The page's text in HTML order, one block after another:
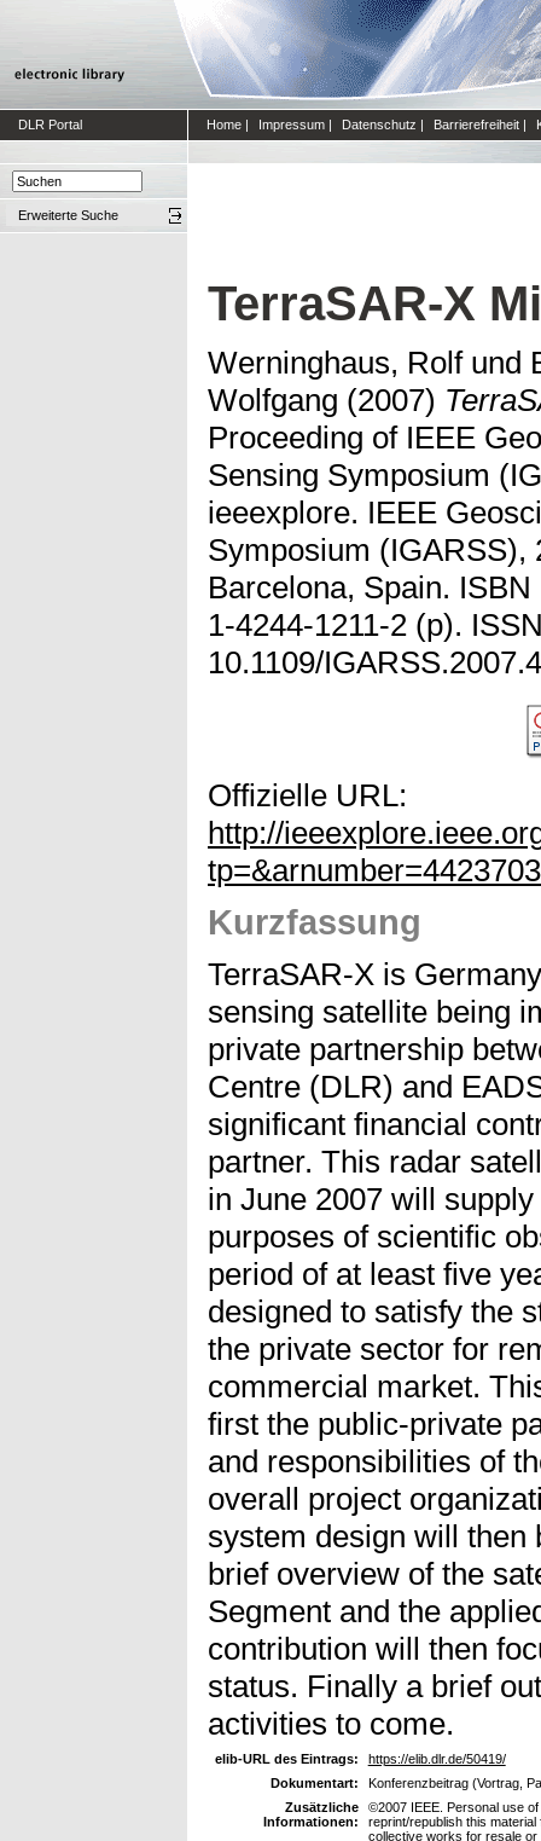
DLR Portal Home | Impressum | Datenschutz | Barrierefreiheit |
Erweiterte Suche
TerraSAR-X
Werninghaus, Rolfund
Wolfgang (2007)
Proceeding of IEEE
Sensing Symposium
ieeexplore. IEEE
Symposium (IGARSS),
Barcelona, Spain.
1-4244-1211-2 (p).
10.1109/
Offizielle URL:
http://
tp=&arnumber=4423703
Kurzfassung
TerraSAR-X is
sensing satellite being
private partnership
Centre (DLR) and
significant financial
partner. This radar
in June 2007 will
purposes of scientific
period of at least five
designed to satisfy the
the private sector for
commercial market.
first the public-private
and responsibilities of
overall project
system design will then
brief overview of the
Segment and the
contribution will then
status. Finally a brief
activities to come.
elib-URL des Eintrags:
https://elib.dlr.de/50419/
Dokumentart:
Konferenzbeitrag (Vortrag,
Zusätzliche
Informationen:
©2007 IEEE. Personal use
reprint/republish this
collective works for resale